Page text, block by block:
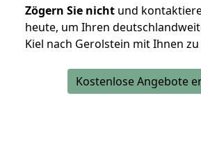
Zögern Sie nicht und
heute, um Ihren
Kiel nach Gerolstein mit Ihnen
Kostenlose Angebote